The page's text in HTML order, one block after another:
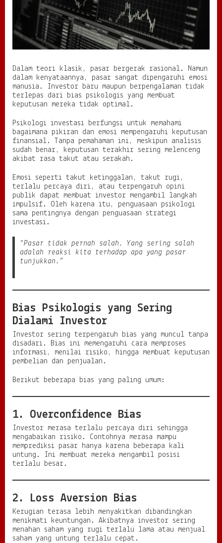
s
i
a
l
Dalam teori klasik, pasar bergerak rasional. Namun
dalam kenyataannya, pasar sangat dipengaruhi emosi
manusia. Investor baru maupun berpengalaman tidak
terlepas dari bias psikologis yang membuat
keputusan mereka tidak optimal.
Psikologi investasi berfungsi untuk memahami
bagaimana pikiran dan emosi mempengaruhi keputusan
finansial. Tanpa pemahaman ini, meskipun analisis
sudah benar, keputusan terakhir sering melenceng
akibat rasa takut atau serakah.
Emosi seperti takut ketinggalan, takut rugi,
terlalu percaya diri, atau terpengaruh opini
publik dapat membuat investor mengambil langkah
impulsif. Oleh karena itu, penguasaan psikologi
sama pentingnya dengan penguasaan strategi
investasi.
“Pasar tidak pernah salah. Yang sering salah
adalah reaksi kita terhadap apa yang pasar
tunjukkan.”
Bias Psikologis yang Sering
Dialami Investor
Investor sering terpengaruh bias yang muncul tanpa
disadari. Bias ini memengaruhi cara memproses
informasi, menilai risiko, hingga membuat keputusan
pembelian dan penjualan.
Berikut beberapa bias yang paling umum:
1. Overconfidence Bias
Investor merasa terlalu percaya diri sehingga
mengabaikan risiko. Contohnya merasa mampu
memprediksi pasar hanya karena beberapa kali
untung. Ini membuat mereka mengambil posisi
terlalu besar.
2. Loss Aversion Bias
Kerugian terasa lebih menyakitkan dibandingkan
menikmati keuntungan. Akibatnya investor sering
menahan saham yang rugi terlalu lama atau menjual
saham yang untung terlalu cepat.